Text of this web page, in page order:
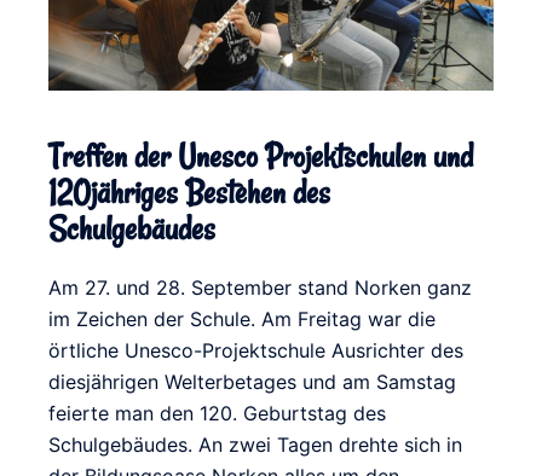
Treffen der Unesco Projektschulen und
120jähriges Bestehen des
Schulgebäudes
Am 27. und 28. September stand Norken ganz
im Zeichen der Schule. Am Freitag war die
örtliche Unesco-Projektschule Ausrichter des
diesjährigen Welterbetages und am Samstag
feierte man den 120. Geburtstag des
Schulgebäudes. An zwei Tagen drehte sich in